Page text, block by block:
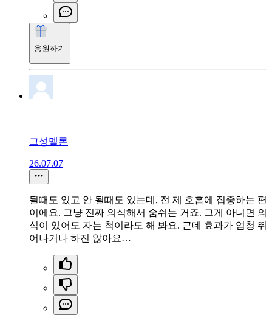
응원하기
그성멜론
26.07.07
될때도 있고 안 될때도 있는데, 전 제 호흡에 집중하는 편
이에요. 그냥 진짜 의식해서 숨쉬는 거죠. 그게 아니면 의
식이 있어도 자는 척이라도 해 봐요. 근데 효과가 엄청 뛰
어나거나 하진 않아요…